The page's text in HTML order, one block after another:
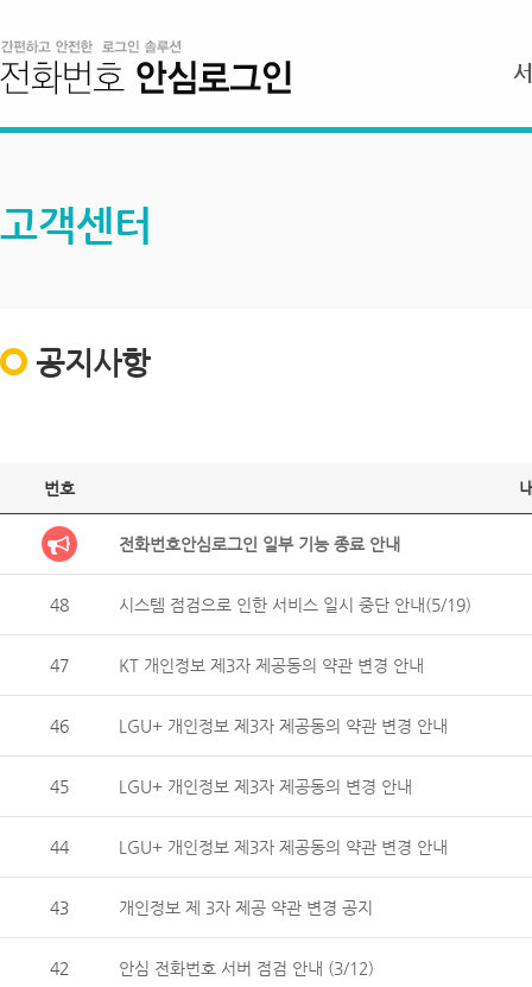
고객센터
공지사항
번호
전화번호안심로그인 일부 기능 종료 안내
48 시스템 점검으로 인한 서비스 일시 중단 안내(5/19)
47 KT 개인정보 제3자 제공동의 약관 변경 안내
46 LGU+ 개인정보 제3자 제공동의 약관 변경 안내
45 LGU+ 개인정보 제3자 제공동의 변경 안내
44 LGU+ 개인정보 제3자 제공동의 약관 변경 안내
43 개인정보 제 3자 제공 약관 변경 공지
42 안심 전화번호 서버 점검 안내 (3/12)